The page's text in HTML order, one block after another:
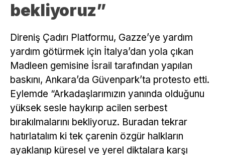
bekliyoruz”
Direniş Çadırı Platformu, Gazze’ye yardım
yardım götürmek için İtalya’dan yola çıkan
Madleen gemisine İsrail tarafından yapılan
baskını, Ankara’da Güvenpark’ta protesto etti.
Eylemde “Arkadaşlarımızın yanında olduğunu
yüksek sesle haykırıp acilen serbest
bırakılmalarını bekliyoruz. Buradan tekrar
hatırlatalım ki tek çarenin özgür halkların
ayaklanıp küresel ve yerel diktalara karşı